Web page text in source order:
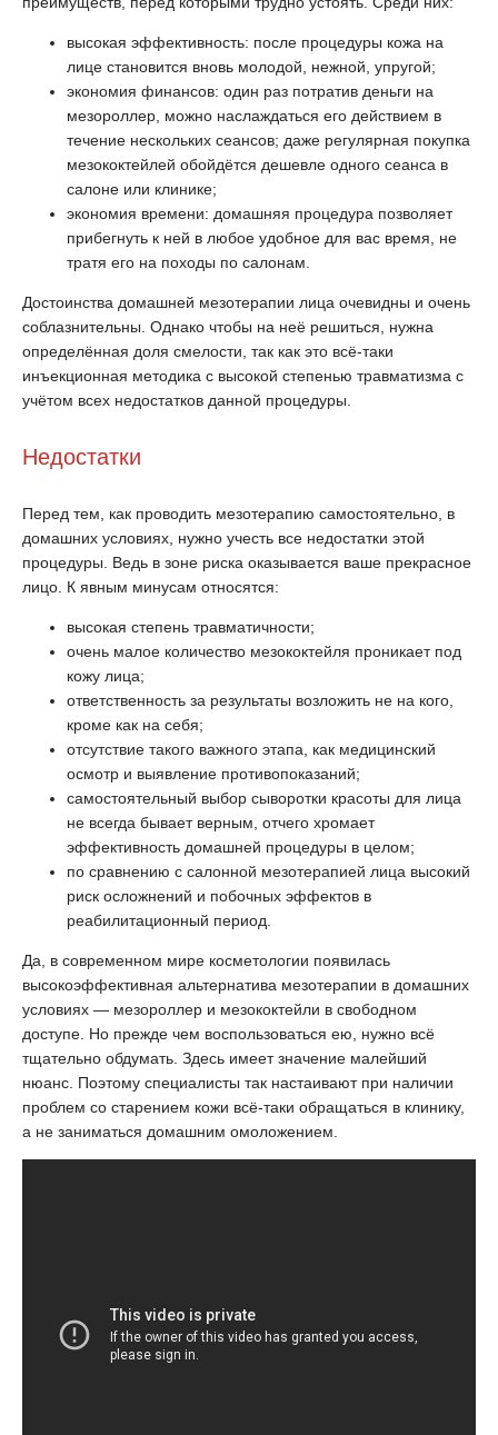
высокая эффективность: после процедуры кожа на
лице становится вновь молодой, нежной, упругой;
экономия финансов: один раз потратив деньги на
мезороллер, можно наслаждаться его действием в
течение нескольких сеансов; даже регулярная покупка
мезококтейлей обойдётся дешевле одного сеанса в
салоне или клинике;
экономия времени: домашняя процедура позволяет
прибегнуть к ней в любое удобное для вас время, не
тратя его на походы по салонам.
Достоинства домашней мезотерапии лица очевидны и очень
соблазнительны. Однако чтобы на неё решиться, нужна
определённая доля смелости, так как это всё-таки
инъекционная методика с высокой степенью травматизма с
учётом всех недостатков данной процедуры.
Недостатки
Перед тем, как проводить мезотерапию самостоятельно, в
домашних условиях, нужно учесть все недостатки этой
процедуры. Ведь в зоне риска оказывается ваше прекрасное
лицо. К явным минусам относятся:
высокая степень травматичности;
очень малое количество мезококтейля проникает под
кожу лица;
ответственность за результаты возложить не на кого,
кроме как на себя;
отсутствие такого важного этапа, как медицинский
осмотр и выявление противопоказаний;
самостоятельный выбор сыворотки красоты для лица
не всегда бывает верным, отчего хромает
эффективность домашней процедуры в целом;
по сравнению с салонной мезотерапией лица высокий
риск осложнений и побочных эффектов в
реабилитационный период.
Да, в современном мире косметологии появилась
высокоэффективная альтернатива мезотерапии в домашних
условиях — мезороллер и мезококтейли в свободном
доступе. Но прежде чем воспользоваться ею, нужно всё
тщательно обдумать. Здесь имеет значение малейший
нюанс. Поэтому специалисты так настаивают при наличии
проблем со старением кожи всё-таки обращаться в клинику,
а не заниматься домашним омоложением.